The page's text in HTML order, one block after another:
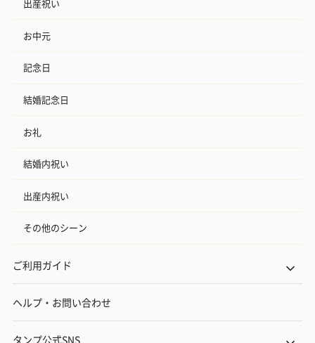
出産祝い
お中元
記念日
結婚記念日
お礼
結婚内祝い
出産内祝い
その他のシーン
ご利用ガイド
ヘルプ・お問い合わせ
タンプ公式SNS